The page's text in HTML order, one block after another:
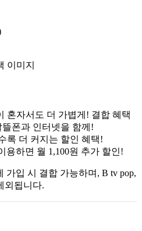
혼자서도 더 가볍게! 결합 혜택
폰과 인터넷을 함께!
록 더 커지는 할인 혜택!
용하면 월 1,100원 추가 할인!
입 시 결합 가능하며, B tv pop,
외됩니다.